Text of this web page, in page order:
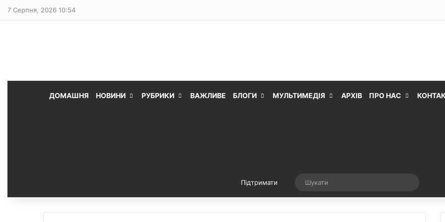
7 Серпня, 2026 10:54
ДОМАШНЯ НОВИНИ РУБРИКИ ВАЖЛИВЕ БЛОГИ МУЛЬТИМЕДІЯ АРХІВ ПРО НАС
Підтримати Випадкова стаття